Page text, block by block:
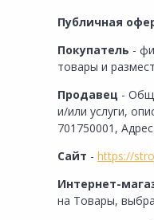
Краски,
Инженерная
Вентиляция,
Освещение
Отопление,
Сантехника,
Публичная
Покупатель -
товары и
Продавец -
и/или услуги,
701750001,
Сайт - https://
Интернет-
на Товары,